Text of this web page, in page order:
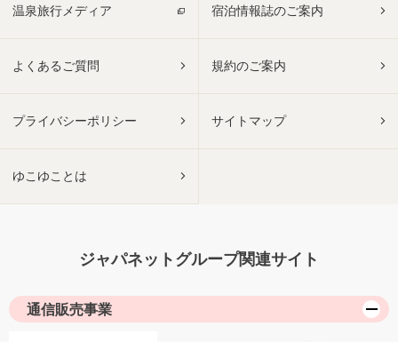
温泉旅行メディア 宿泊情報誌のご案内
よくあるご質問 規約のご案内
プライバシーポリシー サイトマップ
ゆこゆことは
ジャパネットグループ関連サイト
通信販売事業